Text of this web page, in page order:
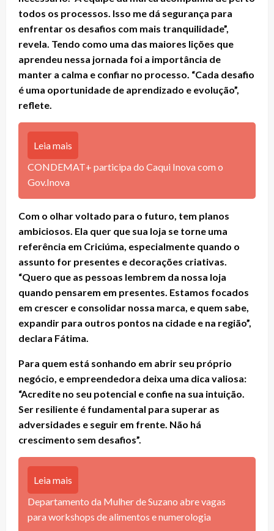
todos os processos. Isso me dá segurança para
enfrentar os desafios com mais tranquilidade”,
revela. Tendo como uma das maiores lições que
aprendeu nessa jornada foi a importância de
manter a calma e confiar no processo. “Cada desafio
é uma oportunidade de aprendizado e evolução”,
reflete.
Leia mais
CONDEMAT+ participa do Caqui Inova com o
Gov.Inova
Com o olhar voltado para o futuro, tem planos
ambiciosos. Ela quer que sua loja se torne uma
referência em Criciúma, especialmente quando o
assunto for presentes e decorações criativas.
“Quero que as pessoas lembrem da nossa loja
quando pensarem em presentes. Estamos focados
em crescer e consolidar nossa marca, e quem sabe,
expandir para outros pontos na cidade e na região”,
declara Fátima.
Para quem está sonhando em abrir seu próprio
negócio, e empreendedora deixa uma dica valiosa:
“Acredite no seu potencial e confie na sua intuição.
Ser resiliente é fundamental para superar as
adversidades e seguir em frente. Não há
crescimento sem desafios”.
Leia mais
Departamento da Mulher de Suzano abre vagas
para workshops de alimentos e numerologia